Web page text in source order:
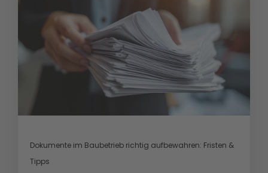
Dokumente im Baubetrieb richtig aufbewahren: Fristen &
Tipps